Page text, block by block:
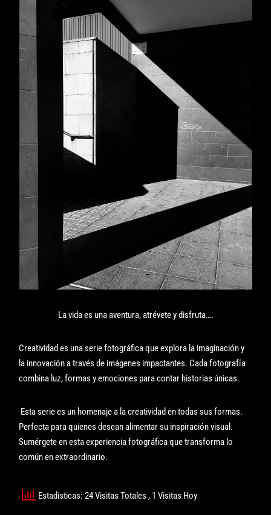
La vida es una aventura, atrévete y disfruta….
Creatividad es una serie fotográfica que explora la imaginación y
la innovación a través de imágenes impactantes. Cada fotografía
combina luz, formas y emociones para contar historias únicas.
Esta serie es un homenaje a la creatividad en todas sus formas.
Perfecta para quienes desean alimentar su inspiración visual.
Sumérgete en esta experiencia fotográfica que transforma lo
común en extraordinario.
Estadisticas: 24 Visitas Totales, 1 Visitas Hoy